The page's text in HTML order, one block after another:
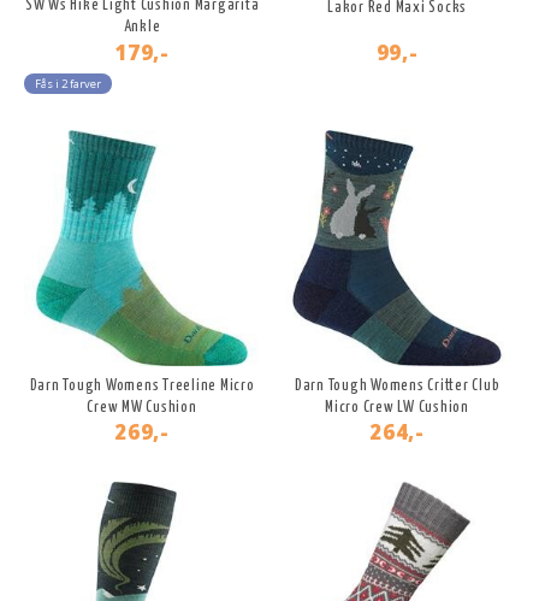
SW Ws Hike Light Cushion Margarita
Ankle
179,-
Fås i 2 farver
Lakor Red Maxi Socks
99,-
Darn Tough Womens Treeline Micro
Crew MW Cushion
269,-
Darn Tough Womens Critter Club
Micro Crew LW Cushion
264,-